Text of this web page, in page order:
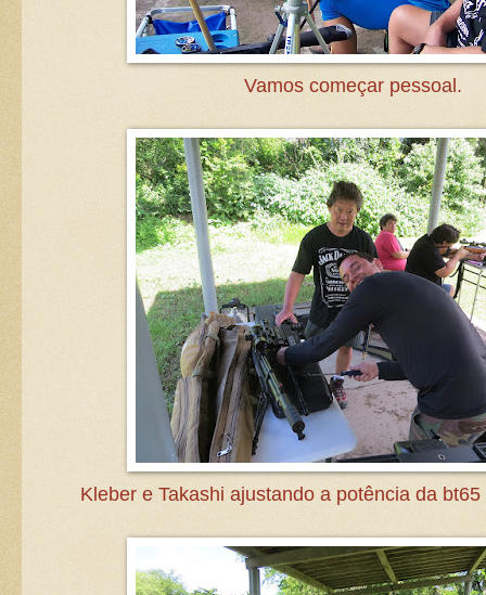
Vamos começar pessoal.
Kleber e Takashi ajustando a potência da